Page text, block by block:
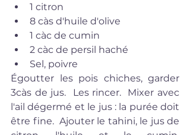
1 citron
8 càs d'huile d'olive
1 càc de cumin
2 càc de persil haché
Sel, poivre
Égoutter les pois chiches, garder
3càs de jus.  Les rincer.  Mixer avec
l'ail dégermé et le jus : la purée doit
être fine.  Ajouter le tahini, le jus de